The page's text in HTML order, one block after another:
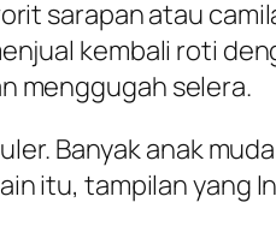
sarapan atau
kembali roti
menggugah selera.
Banyak anak
itu, tampilan yang